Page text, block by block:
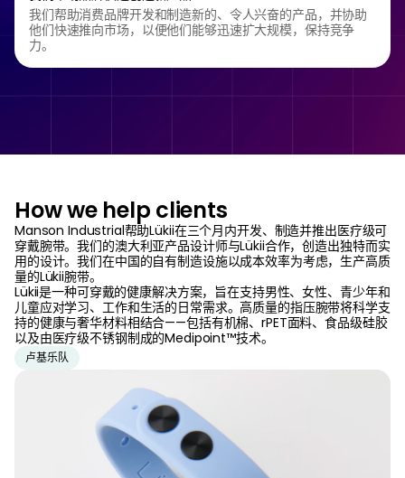
我们帮助消费品牌开发和制造新的、令人兴奋的产品，并协助
他们快速推向市场，以便他们能够迅速扩大规模，保持竞争
力。
How we help clients
Manson Industrial帮助Lükii在三个月内开发、制造并推出医疗级可
穿戴腕带。我们的澳大利亚产品设计师与Lükii合作，创造出独特而实
用的设计。我们在中国的自有制造设施以成本效率为考虑，生产高质
量的Lükii腕带。
Lükii是一种可穿戴的健康解决方案，旨在支持男性、女性、青少年和
儿童应对学习、工作和生活的日常需求。高质量的指压腕带将科学支
持的健康与奢华材料相结合——包括有机棉、rPET面料、食品级硅胶
以及由医疗级不锈钢制成的Medipoint™技术。
卢基乐队